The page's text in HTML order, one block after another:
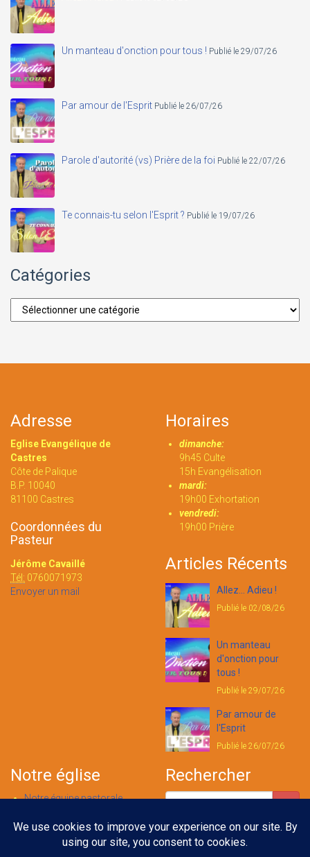
Un manteau d'onction pour tous ! Publié le 29/07/26
Par amour de l'Esprit Publié le 26/07/26
Parole d'autorité (vs) Prière de la foi Publié le 22/07/26
Te connais-tu selon l'Esprit ? Publié le 19/07/26
Catégories
Catégories
Adresse
Eglise Evangélique de
Castres
Côte de Palique
B.P. 10040
81100 Castres
Coordonnées du
Pasteur
Jérôme Cavaillé
Tél: 0760071973
Envoyer un mail
Horaires
dimanche:
9h45 Culte
15h Evangélisation
mardi:
19h00 Exhortation
vendredi:
19h00 Prière
Articles Récents
Allez... Adieu !
Publié le 02/08/26
Un manteau
d'onction pour
tous !
Publié le 29/07/26
Par amour de
l'Esprit
Publié le 26/07/26
Notre église
Notre équipe pastorale
Notre foi
Rechercher